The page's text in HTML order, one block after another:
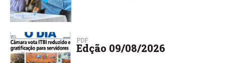
PDF
Edção 09/08/2026